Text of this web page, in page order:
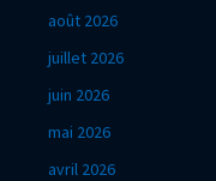
août 2026
juillet 2026
juin 2026
mai 2026
avril 2026